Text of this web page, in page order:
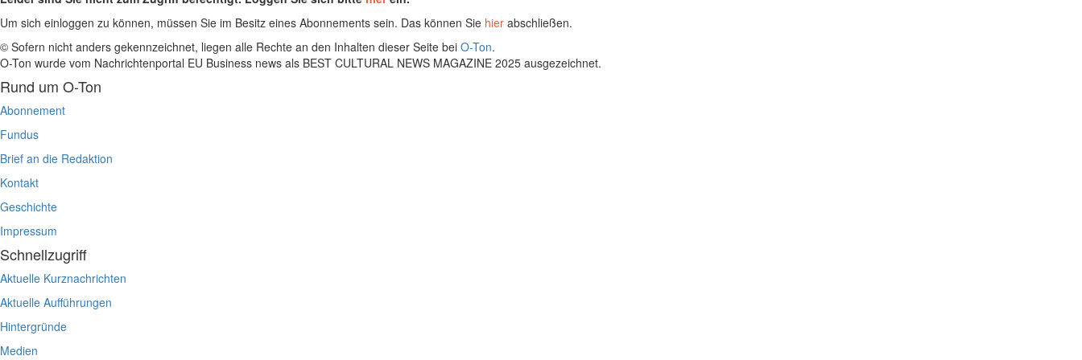
Um sich einloggen zu können, müssen Sie im Besitz eines Abonnements sein. Das können Sie hier abschließen.
© Sofern nicht anders gekennzeichnet, liegen alle Rechte an den Inhalten dieser Seite bei O-Ton.
O-Ton wurde vom Nachrichtenportal EU Business news als BEST CULTURAL NEWS MAGAZINE 2025 ausgezeichnet.
Rund um O-Ton
Abonnement
Fundus
Brief an die Redaktion
Kontakt
Geschichte
Impressum
Schnellzugriff
Aktuelle Kurznachrichten
Aktuelle Aufführungen
Hintergründe
Medien